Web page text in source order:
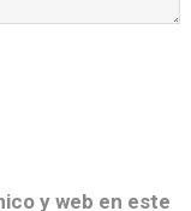
y web en este